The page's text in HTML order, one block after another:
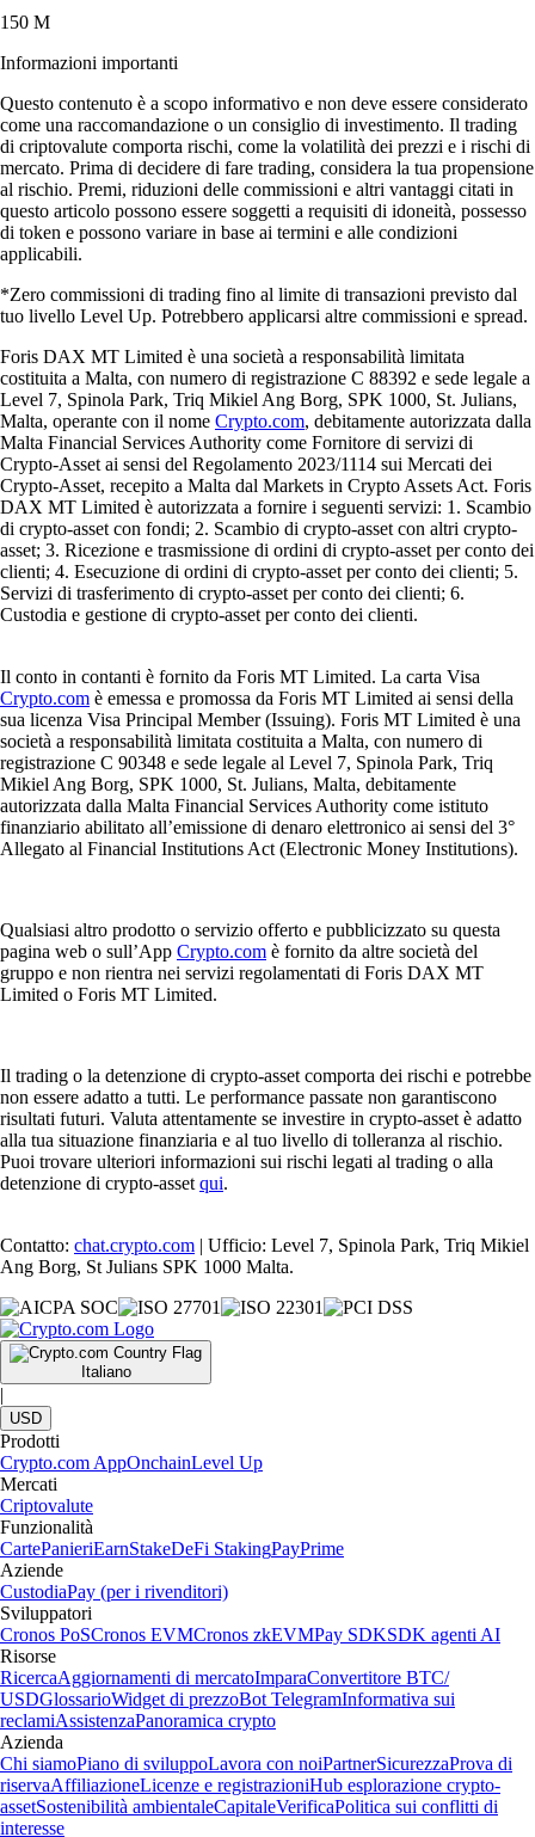
150 M
Informazioni importanti
Questo contenuto è a scopo informativo e non deve essere considerato
come una raccomandazione o un consiglio di investimento. Il trading
di criptovalute comporta rischi, come la volatilità dei prezzi e i rischi di
mercato. Prima di decidere di fare trading, considera la tua propensione
al rischio. Premi, riduzioni delle commissioni e altri vantaggi citati in
questo articolo possono essere soggetti a requisiti di idoneità, possesso
di token e possono variare in base ai termini e alle condizioni
applicabili.
*Zero commissioni di trading fino al limite di transazioni previsto dal
tuo livello Level Up. Potrebbero applicarsi altre commissioni e spread.
Foris DAX MT Limited è una società a responsabilità limitata
costituita a Malta, con numero di registrazione C 88392 e sede legale a
Level 7, Spinola Park, Triq Mikiel Ang Borg, SPK 1000, St. Julians,
Malta, operante con il nome Crypto.com, debitamente autorizzata dalla
Malta Financial Services Authority come Fornitore di servizi di
Crypto-Asset ai sensi del Regolamento 2023/1114 sui Mercati dei
Crypto-Asset, recepito a Malta dal Markets in Crypto Assets Act. Foris
DAX MT Limited è autorizzata a fornire i seguenti servizi: 1. Scambio
di crypto-asset con fondi; 2. Scambio di crypto-asset con altri crypto-
asset; 3. Ricezione e trasmissione di ordini di crypto-asset per conto dei
clienti; 4. Esecuzione di ordini di crypto-asset per conto dei clienti; 5.
Servizi di trasferimento di crypto-asset per conto dei clienti; 6.
Custodia e gestione di crypto-asset per conto dei clienti.
Il conto in contanti è fornito da Foris MT Limited. La carta Visa
Crypto.com è emessa e promossa da Foris MT Limited ai sensi della
sua licenza Visa Principal Member (Issuing). Foris MT Limited è una
società a responsabilità limitata costituita a Malta, con numero di
registrazione C 90348 e sede legale al Level 7, Spinola Park, Triq
Mikiel Ang Borg, SPK 1000, St. Julians, Malta, debitamente
autorizzata dalla Malta Financial Services Authority come istituto
finanziario abilitato all’emissione di denaro elettronico ai sensi del 3°
Allegato al Financial Institutions Act (Electronic Money Institutions).
Qualsiasi altro prodotto o servizio offerto e pubblicizzato su questa
pagina web o sull’App Crypto.com è fornito da altre società del
gruppo e non rientra nei servizi regolamentati di Foris DAX MT
Limited o Foris MT Limited.
Il trading o la detenzione di crypto-asset comporta dei rischi e potrebbe
non essere adatto a tutti. Le performance passate non garantiscono
risultati futuri. Valuta attentamente se investire in crypto-asset è adatto
alla tua situazione finanziaria e al tuo livello di tolleranza al rischio.
Puoi trovare ulteriori informazioni sui rischi legati al trading o alla
detenzione di crypto-asset qui.
Contatto: chat.crypto.com | Ufficio: Level 7, Spinola Park, Triq Mikiel
Ang Borg, St Julians SPK 1000 Malta.
Italiano
|
USD
Prodotti
Crypto.com AppOnchainLevel Up
Mercati
Criptovalute
Funzionalità
CartePanieriEarnStakeDeFi StakingPayPrime
Aziende
CustodiaPay (per i rivenditori)
Sviluppatori
Cronos PoSCronos EVMCronos zkEVMPay SDKSDK agenti AI
Risorse
RicercaAggiornamenti di mercatoImparaConvertitore BTC/
USDGlossarioWidget di prezzoBot TelegramInformativa sui
reclamiAssistenzaPanoramica crypto
Azienda
Chi siamoPiano di sviluppoLavora con noiPartnerSicurezzaProva di
riservaAffiliazioneLicenze e registrazioniHub esplorazione crypto-
assetSostenibilità ambientaleCapitaleVerificaPolitica sui conflitti di
interesse